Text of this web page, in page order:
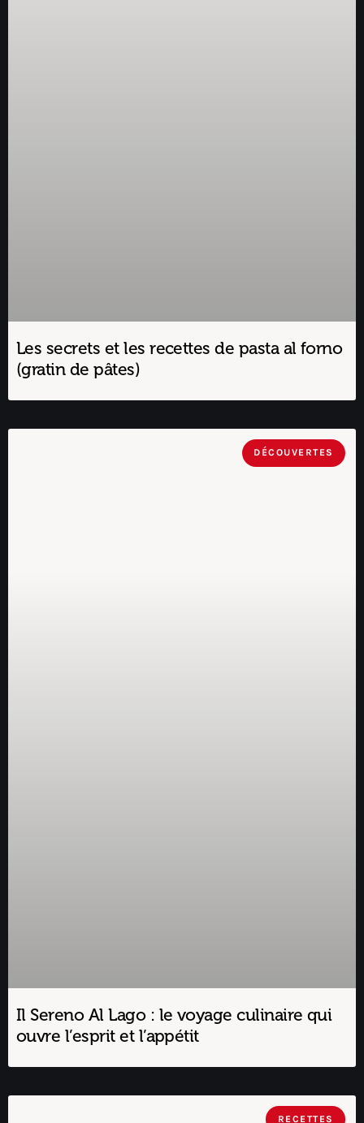
Les secrets et les recettes de pasta al forno
(gratin de pâtes)
DÉCOUVERTES
Il Sereno Al Lago : le voyage culinaire qui
ouvre l’esprit et l’appétit
RECETTES